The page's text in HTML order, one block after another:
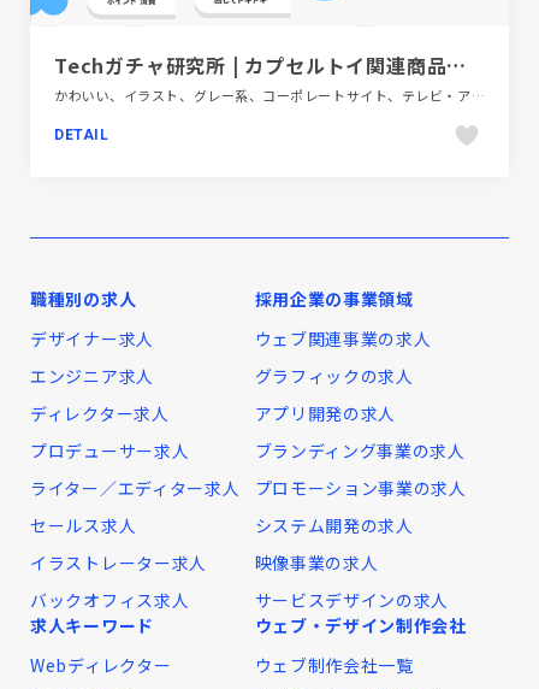
Techガチャ研究所 | カプセルトイ関連商品・サービス企画開発
かわいい、イラスト、グレー系、コーポレートサイト、テレビ・アニメ・映画・芸能、ブルー系、ホワイト系、ポップ、モーション多め
DETAIL
職種別の求人
デザイナー求人
エンジニア求人
ディレクター求人
プロデューサー求人
ライター／エディター求人
セールス求人
イラストレーター求人
バックオフィス求人
採用企業の事業領域
ウェブ関連事業の求人
グラフィックの求人
アプリ開発の求人
ブランディング事業の求人
プロモーション事業の求人
システム開発の求人
映像事業の求人
サービスデザインの求人
求人キーワード
Webディレクター
ウェブ・デザイン制作会社
ウェブ制作会社一覧